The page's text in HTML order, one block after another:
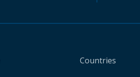
Countries